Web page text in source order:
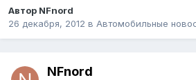
Автор NFnord
26 декабря, 2012 в Автомобильные
NFnord